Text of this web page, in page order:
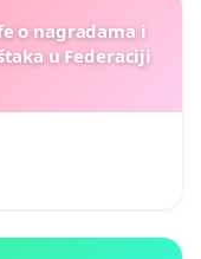
o nagradama i
u Federaciji